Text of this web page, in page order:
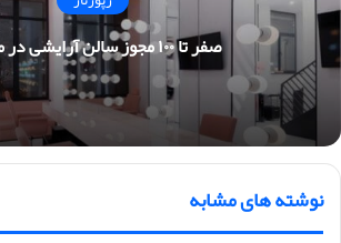
صفر تا ۱۰۰ مجوز سالن آرایشی در مشهد
نوشته های مشابه